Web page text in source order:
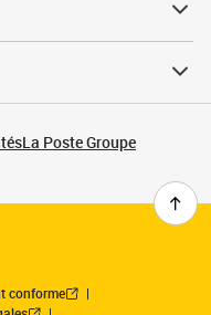
La Poste Groupe
conforme